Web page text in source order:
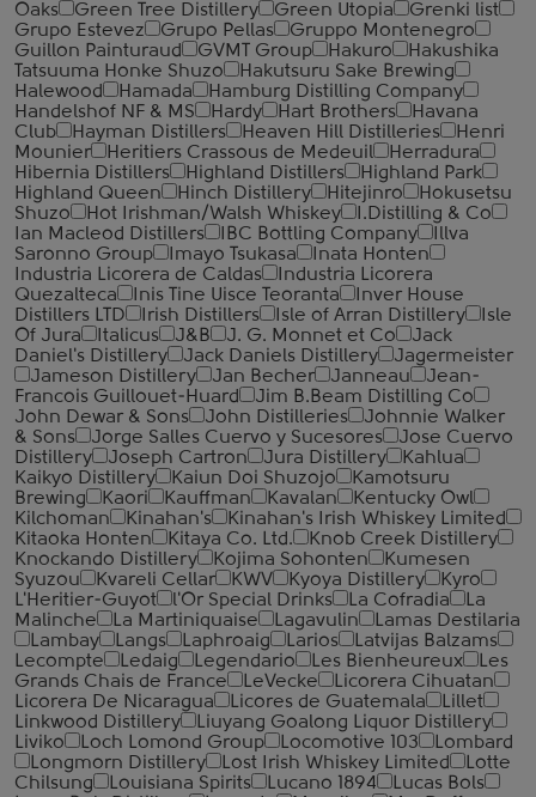
Oaks
Green Tree Distillery Green Utopia
Grenki list
Grupo Estevez
Grupo Pellas
Gruppo Montenegro
Guillon Painturaud
GVMT Group Hakuro
Hakushika
Tatsuuma Honke Shuzo
Hakutsuru Sake Brewing
Halewood
Hamada
Hamburg Distilling Company
Handelshof NF & MS
Hardy Hart Brothers
Havana
Club
Hayman Distillers Heaven Hill Distilleries
Henri
Mounier
Heritiers Crassous de Medeuil
Herradura
Hibernia Distillers
Highland Distillers
Highland Park
Highland Queen
Hinch Distillery Hitejinro
Hokusetsu
Shuzo
Hot Irishman/Walsh Whiskey
I.Distilling & Co
Ian Macleod Distillers
IBC Bottling Company
Illva
Saronno Group
Imayo Tsukasa
Inata Honten
Industria Licorera de Caldas
Industria Licorera
Quezalteca
Inis Tine Uisce Teoranta
Inver House
Distillers LTD
Irish Distillers Isle of Arran Distillery
Isle
Of Jura
Italicus J&B J. G. Monnet et Co
Jack
Daniel's Distillery
Jack Daniels Distillery
Jagermeister
Jameson Distillery
Jan Becher Janneau
Jean-
Francois Guillouet-Huard
Jim B.Beam Distilling Co
John Dewar & Sons
John Distilleries
Johnnie Walker
& Sons
Jorge Salles Cuervo y Sucesores
Jose Cuervo
Distillery
Joseph Cartron Jura Distillery
Kahlua
Kaikyo Distillery
Kaiun Doi Shuzojo
Kamotsuru
Brewing
Kaori Kauffman Kavalan
Kentucky Owl
Kilchoman
Kinahan's
Kinahan's Irish Whiskey Limited
Kitaoka Honten
Kitaya Co. Ltd.
Knob Creek Distillery
Knockando Distillery
Kojima Sohonten
Kumesen
Syuzou
Kvareli Cellar KWV Kyoya Distillery
Kyro
L'Heritier-Guyot
l'Or Special Drinks La Cofradia
La
Malinche
La Martiniquaise Lagavulin
Lamas Destilaria
Lambay
Langs Laphroaig Larios
Latvijas Balzams
Lecompte
Ledaig Legendario Les Bienheureux
Les
Grands Chais de France
LeVecke
Licorera Cihuatan
Licorera De Nicaragua
Licores de Guatemala
Lillet
Linkwood Distillery
Liuyang Goalong Liquor Distillery
Liviko
Loch Lomond Group Locomotive 103
Lombard
Longmorn Distillery
Lost Irish Whiskey Limited
Lotte
Chilsung
Louisiana Spirits Lucano 1894
Lucas Bols